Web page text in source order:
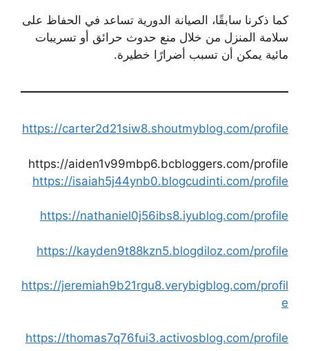
كما ذكرنا سابقًا، الصيانة الدورية تساعد في الحفاظ على
سلامة المنزل من خلال منع حدوث حرائق أو تسريبات
مائية يمكن أن تسبب أضرارًا خطيرة.
https://carter2d21siw8.shoutmyblog.com/profile
https://aiden1v99mbp6.bcbloggers.com/profile
https://isaiah5j44ynb0.blogcudinti.com/profile
https://nathaniel0j56ibs8.iyublog.com/profile
https://kayden9t88kzn5.blogdiloz.com/profile
https://jeremiah9b21rgu8.verybigblog.com/profil
e
https://thomas7q76fui3.activosblog.com/profile